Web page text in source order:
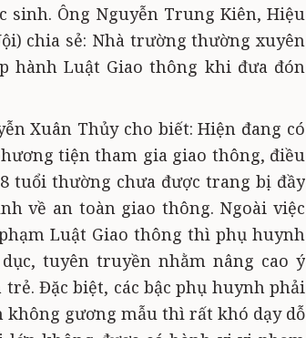
sinh. Ông Nguyễn Trung Kiên, Hiệu
chia sẻ: Nhà trường thường xuyên
hành Luật Giao thông khi đưa đón
Xuân Thủy cho biết: Hiện đang có
tiện tham gia giao thông, điều
tuổi thường chưa được trang bị đầy
về an toàn giao thông. Ngoài việc
Luật Giao thông thì phụ huynh
tuyên truyền nhằm nâng cao ý
Đặc biệt, các bậc phụ huynh phải
gương mẫu thì rất khó dạy dỗ